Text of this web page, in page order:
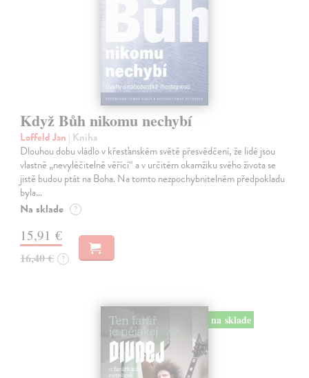
Když Bůh nikomu nechybí
Loffeld Jan | Kniha
Dlouhou dobu vládlo v křesťanském světě přesvědčení, že lidé jsou
vlastně „nevyléčitelně věřící“ a v určitém okamžiku svého života se
jistě budou ptát na Boha. Na tomto nezpochybnitelném předpokladu
byla…
Na sklade ?
15,91 €
16,40 € ?
na sklade